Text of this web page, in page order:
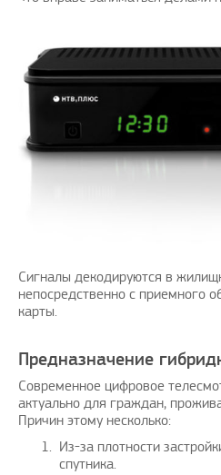
Сигналы декодируются в
непосредственно с приемного
карты.
Предназначение
Современное цифровое
актуально для граждан,
Причин этому несколько:
Из-за плотности
спутника.